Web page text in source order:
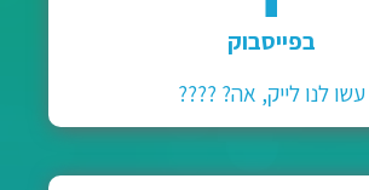
בפייסבוק
עשו לנו לייק, אה? ????